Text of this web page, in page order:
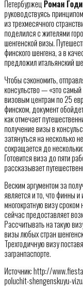
Петербуржец Роман
руководствуясь
из трехмесячного
поделился с жителями
шенгенской визы.
финского шенгена, а в
предложил итальянский
Чтобы сэкономить,
консульство — «это
визовым центрам по 25
финском, документ
как отмечает
получение визы в
затянуться на несколько
сокращается до
Готовится виза до пяти
рассказывает
Веским аргументом за
является и то, что финны
многократную визу
сейчас предоставляет
Рассчитывать на такую
визы любых стран
Трехгодичную визу
загранпаспорте.
Источник: http://
poluchit-shengenskuyu-